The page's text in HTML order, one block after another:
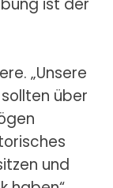
„Unsere
über
und